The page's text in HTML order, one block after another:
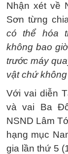
Nhận xét về
Sơn từng
có thể hóa
không bao
trước máy
vật chứ
Với vai diễn
và vai Ba
NSND Lâm
hạng mục
gia lần thứ 5